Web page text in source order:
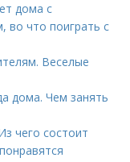
дома с
во что поиграть с
Веселые
дома. Чем занять
чего состоит